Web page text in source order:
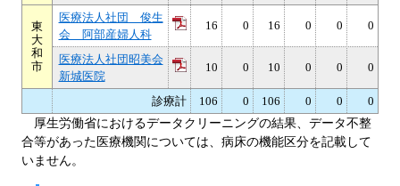
東
大
和
市
医療法人社団 俊生
会 阿部産婦人科
16 0 16 0 0 0
医療法人社団昭美会
新城医院
10 0 10 0 0 0
診療計 106 0 106 0 0 0
厚生労働省におけるデータクリーニングの結果、データ不整
合等があった医療機関については、病床の機能区分を記載して
いません。